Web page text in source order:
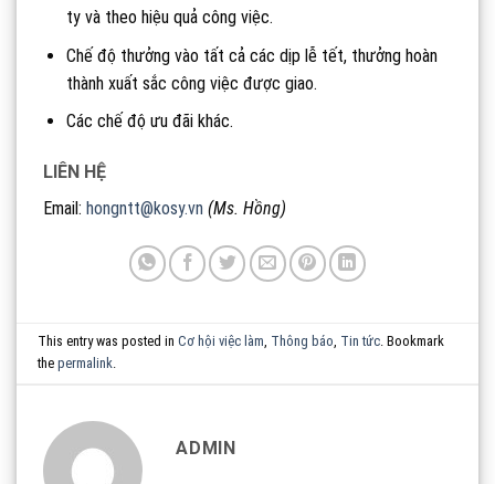
ty và theo hiệu quả công việc.
Chế độ thưởng vào tất cả các dịp lễ tết, thưởng hoàn
thành xuất sắc công việc được giao.
Các chế độ ưu đãi khác.
LIÊN HỆ
Email: hongntt@kosy.vn (Ms. Hồng)
This entry was posted inCơ hội việc làm, Thông báo, Tin tức. Bookmark
thepermalink.
ADMIN